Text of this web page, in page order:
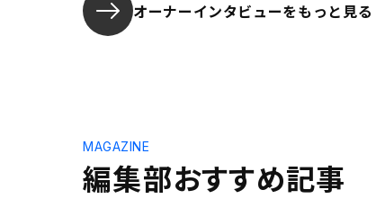
オーナーインタビューをもっと見る
編集部おすすめ記事
MAGAZINE